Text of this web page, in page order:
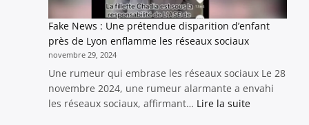
Chadia
Fake News : Une prétendue disparition d’enfant
près de Lyon enflamme les réseaux sociaux
novembre 29, 2024
Une rumeur qui embrase les réseaux sociaux Le 28
novembre 2024, une rumeur alarmante a envahi
les réseaux sociaux, affirmant… Lire la suite: